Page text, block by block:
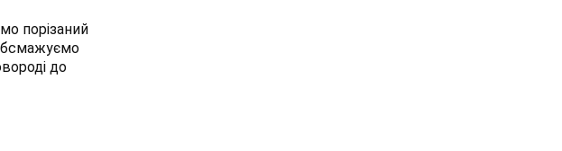
порізаний
до